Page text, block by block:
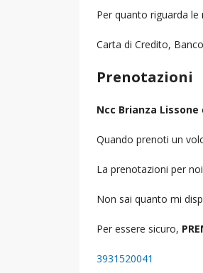
Per quanto riguarda
Carta di Credito,
Prenotazioni
Ncc Brianza Lissone
Quando prenoti un
La prenotazioni per
Non sai quanto mi
Per essere sicuro,
3931520041